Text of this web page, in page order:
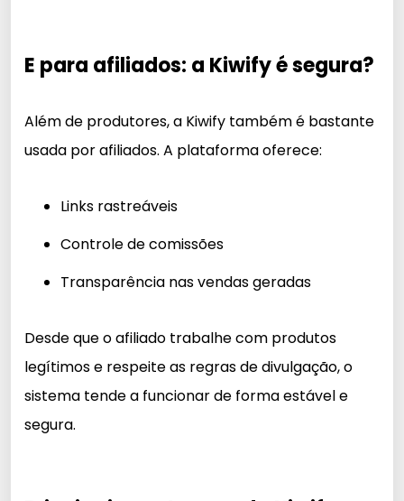
E para afiliados: a Kiwify é segura?
Além de produtores, a Kiwify também é bastante
usada por afiliados. A plataforma oferece:
Links rastreáveis
Controle de comissões
Transparência nas vendas geradas
Desde que o afiliado trabalhe com produtos
legítimos e respeite as regras de divulgação, o
sistema tende a funcionar de forma estável e
segura.